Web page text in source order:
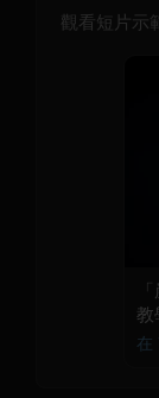
觀看短片示
教
在